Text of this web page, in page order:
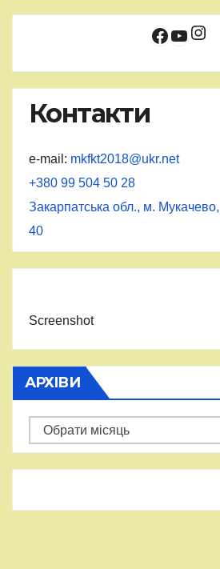
Контакти
e-mail: mkfkt2018@ukr.net
+380 99 504 50 28
Закарпатська обл., м.
40
Screenshot
АРХІВИ
Архіви